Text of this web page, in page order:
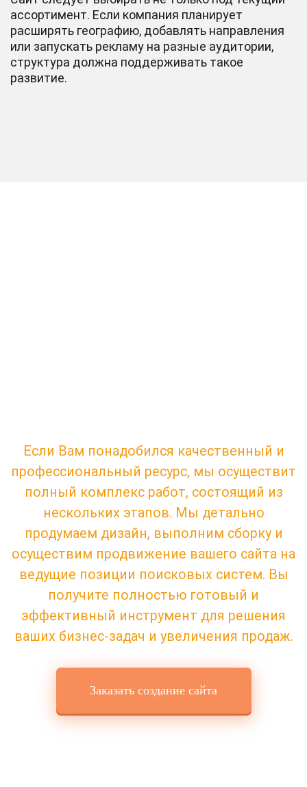
ассортимент. Если компания планирует
расширять географию, добавлять направления
или запускать рекламу на разные аудитории,
структура должна поддерживать такое
развитие.
Если Вам понадобился качественный и
профессиональный ресурс, мы осуществит
полный комплекс работ, состоящий из
нескольких этапов. Мы детально
продумаем дизайн, выполним сборку и
осуществим продвижение вашего сайта на
ведущие позиции поисковых систем. Вы
получите полностью готовый и
эффективный инструмент для решения
ваших бизнес-задач и увеличения продаж.
Заказать создание сайта